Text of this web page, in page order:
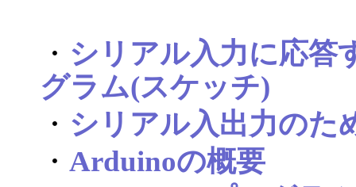
・ シリアル入力に応答
グラム(スケッチ)
・ シリアル入出力のた
・ Arduinoの概要